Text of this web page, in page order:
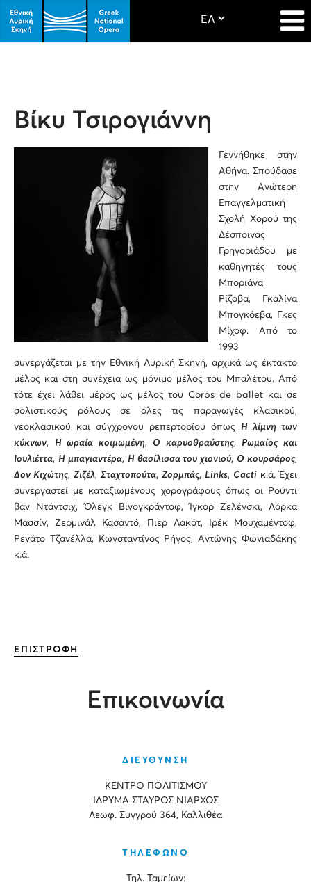
Βίκυ Τσιρογιάννη
Γεννήθηκε στην
Αθήνα. Σπούδασε
στην Ανώτερη
Επαγγελματική
Σχολή Χορού της
Δέσποινας
Γρηγοριάδου με
καθηγητές τους
Μποριάνα
Ρίζοβα, Γκαλίνα
Μπογκόεβα, Γκες
Μίχοφ. Από το
1993
συνεργάζεται με την Εθνική Λυρική Σκηνή, αρχικά ως έκτακτο
μέλος και στη συνέχεια ως μόνιμο μέλος του Μπαλέτου. Από
τότε έχει λάβει μέρος ως μέλος του Corps de ballet και σε
σολιστικούς ρόλους σε όλες τις παραγωγές κλασικού,
νεοκλασικού και σύγχρονου ρεπερτορίου όπως Η λίμνη των
κύκνων, Η ωραία κοιμωμένη, Ο καρυοθραύστης, Ρωμαίος και
Ιουλιέττα, Η μπαγιαντέρα, Η βασίλισσα του χιονιού, Ο κουρσάρος,
Δον Κιχώτης, Ζιζέλ, Σταχτοπούτα, Ζορμπάς, Links, Cacti κ.ά. Έχει
συνεργαστεί με καταξιωμένους χορογράφους όπως οι Ρούντι
βαν Ντάντσιχ, Όλεγκ Βινογκράντοφ, Ίγκορ Ζελένσκι, Λόρκα
Μασσίν, Ζερμινάλ Κασαντό, Πιερ Λακότ, Ιρέκ Μουχαμέντοφ,
Ρενάτο Τζανέλλα, Κωνσταντίνος Ρήγος, Αντώνης Φωνιαδάκης
κ.ά.
ΕΠΙΣΤΡΟΦΗ
Επικοινωνία
ΔΙΕΥΘΥΝΣΗ
ΚΕΝΤΡΟ ΠΟΛΙΤΙΣΜΟΥ
ΙΔΡΥΜΑ ΣΤΑΥΡΟΣ ΝΙΑΡΧΟΣ
Λεωφ. Συγγρού 364, Καλλιθέα
ΤΗΛΕΦΩΝΟ
Τηλ. Ταμείων: